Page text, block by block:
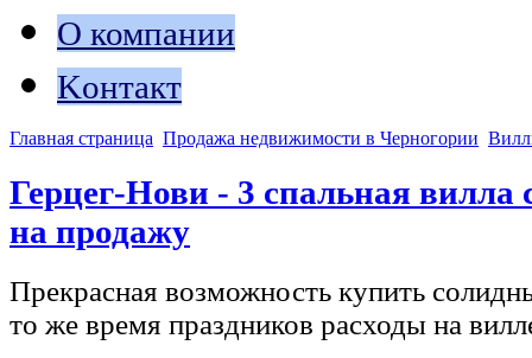
О компании
Kонтакт
Главная страница Продажа недвижимости в Черногории
Герцег-Нови - 3 спальная вилла
на продажу
Прекрасная возможность купить
то же время праздников расходы на